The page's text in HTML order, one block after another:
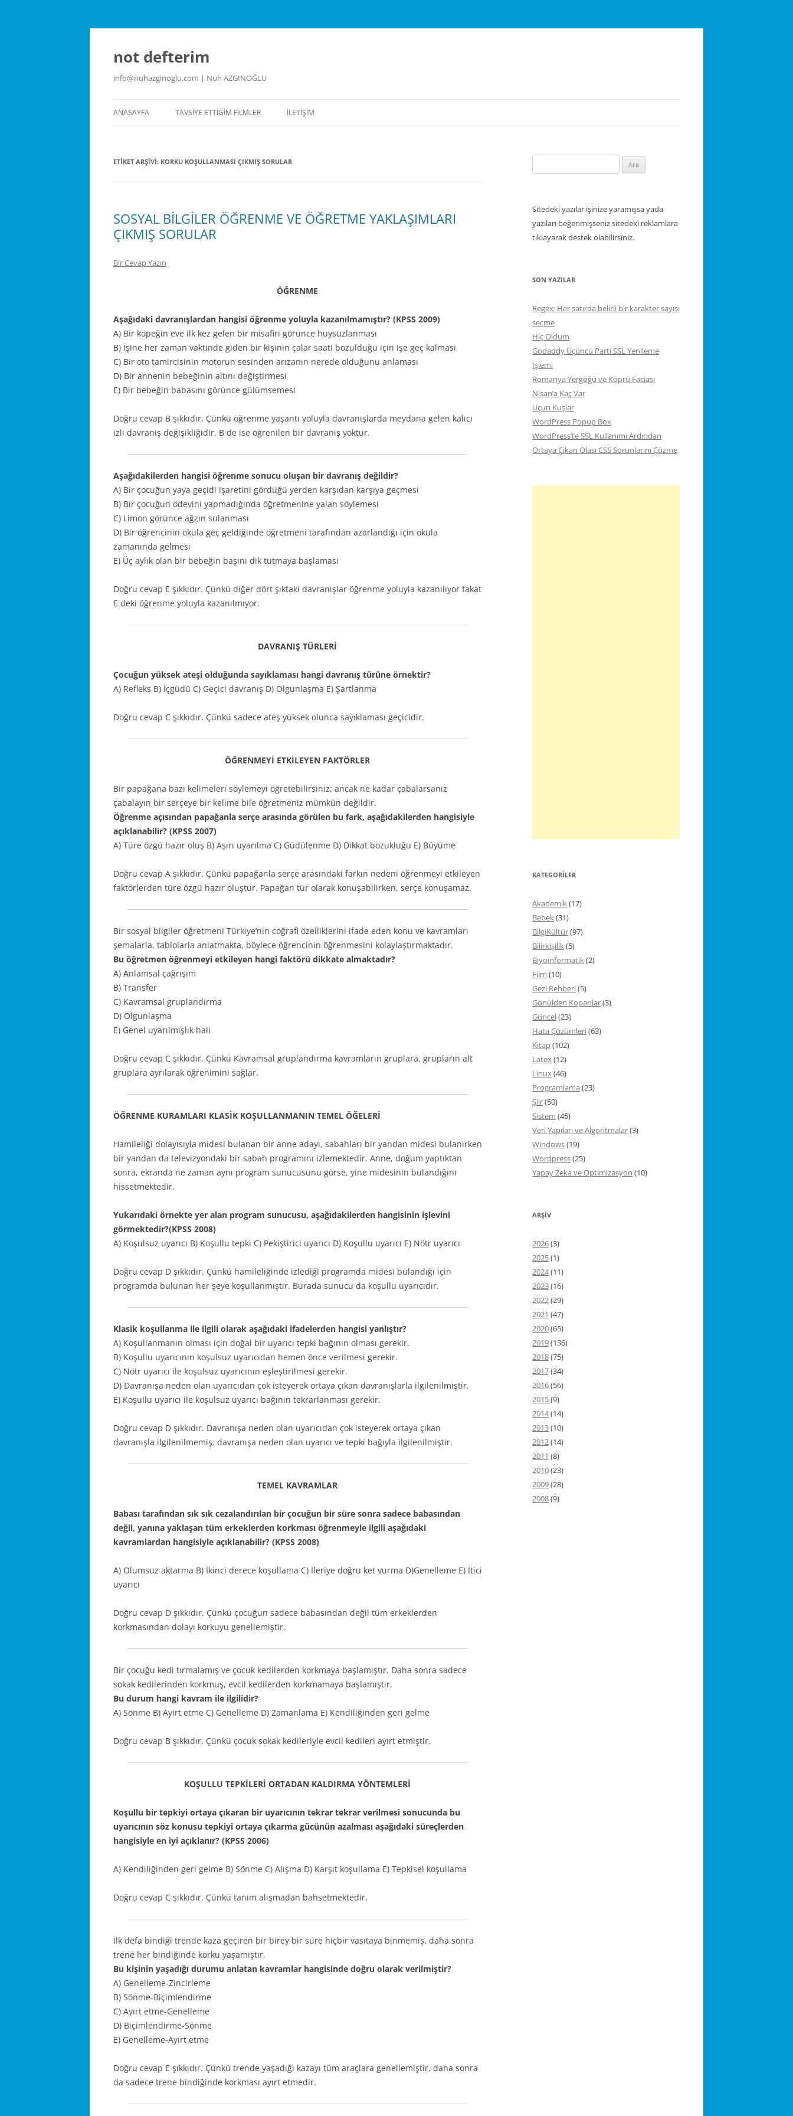
İçeriğe
not defterim
info@nuhazginoglu.com | Nuh AZGINOĞLU
ANASAYFA TAVSIYE ETTIĞIM FILMLER İLETIŞIM
ETIKET ARŞIVI: KORKU KOŞULLANMASI ÇIKMIŞ SORULAR
SOSYAL BİLGİLER ÖĞRENME VE ÖĞRETME YAKLAŞIMLARI
ÇIKMIŞ SORULAR
Bir Cevap Yazın
ÖĞRENME
Aşağıdaki davranışlardan hangisi öğrenme yoluyla kazanılmamıştır? (KPSS 2009)
A) Bir köpeğin eve ilk kez gelen bir misafiri görünce huysuzlanması
B) İşine her zaman vaktinde giden bir kişinin çalar saati bozulduğu için işe geç kalması
C) Bir oto tamircisinin motorun sesinden arızanın nerede olduğunu anlaması
D) Bir annenin bebeğinin altını değiştirmesi
E) Bir bebeğin babasını görünce gülümsemesi
Doğru cevap B şıkkıdır. Çünkü öğrenme yaşantı yoluyla davranışlarda meydana gelen kalıcı
izli davranış değişikliğidir. B de ise öğrenilen bir davranış yoktur.
Aşağıdakilerden hangisi öğrenme sonucu oluşan bir davranış değildir?
A) Bir çocuğun yaya geçidi işaretini gördüğü yerden karşıdan karşıya geçmesi
B) Bir çocuğun ödevini yapmadığında öğretmenine yalan söylemesi
C) Limon görünce ağzın sulanması
D) Bir öğrencinin okula geç geldiğinde öğretmeni tarafından azarlandığı için okula
zamanında gelmesi
E) Üç aylık olan bir bebeğin başını dik tutmaya başlaması
Doğru cevap E şıkkıdır. Çünkü diğer dört şıktaki davranışlar öğrenme yoluyla kazanılıyor fakat
E deki öğrenme yoluyla kazanılmıyor.
DAVRANIŞ TÜRLERİ
Çocuğun yüksek ateşi olduğunda sayıklaması hangi davranış türüne örnektir?
A) Refleks B) İçgüdü C) Geçici davranış D) Olgunlaşma E) Şartlanma
Doğru cevap C şıkkıdır. Çünkü sadece ateş yüksek olunca sayıklaması geçicidir.
ÖĞRENMEYİ ETKİLEYEN FAKTÖRLER
Bir papağana bazı kelimeleri söylemeyi öğretebilirsiniz; ancak ne kadar çabalarsanız
çabalayın bir serçeye bir kelime bile öğretmeniz mümkün değildir.
Öğrenme açısından papağanla serçe arasında görülen bu fark, aşağıdakilerden hangisiyle
açıklanabilir? (KPSS 2007)
A) Türe özgü hazır oluş B) Aşırı uyarılma C) Güdülenme D) Dikkat bozukluğu E) Büyüme
Doğru cevap A şıkkıdır. Çünkü papağanla serçe arasındaki farkın nedeni öğrenmeyi etkileyen
faktörlerden türe özgü hazır oluştur. Papağan tür olarak konuşabilirken, serçe konuşamaz.
Bir sosyal bilgiler öğretmeni Türkiye’nin coğrafi özelliklerini ifade eden konu ve kavramları
şemalarla, tablolarla anlatmakta, böylece öğrencinin öğrenmesini kolaylaştırmaktadır.
Bu öğretmen öğrenmeyi etkileyen hangi faktörü dikkate almaktadır?
A) Anlamsal çağrışım
B) Transfer
C) Kavramsal gruplandırma
D) Olgunlaşma
E) Genel uyarılmışlık hali
Doğru cevap C şıkkıdır. Çünkü Kavramsal gruplandırma kavramların gruplara, grupların alt
gruplara ayrılarak öğrenimini sağlar.
ÖĞRENME KURAMLARI KLASİK KOŞULLANMANIN TEMEL ÖĞELERİ
Hamileliği dolayısıyla midesi bulanan bir anne adayı, sabahları bir yandan midesi bulanırken
bir yandan da televizyondaki bir sabah programını izlemektedir. Anne, doğum yaptıktan
sonra, ekranda ne zaman aynı program sunucusunu görse, yine midesinin bulandığını
hissetmektedir.
Yukarıdaki örnekte yer alan program sunucusu, aşağıdakilerden hangisinin işlevini
görmektedir?(KPSS 2008)
A) Koşulsuz uyarıcı B) Koşullu tepki C) Pekiştirici uyarıcı D) Koşullu uyarıcı E) Nötr uyarıcı
Doğru cevap D şıkkıdır. Çünkü hamileliğinde izlediği programda midesi bulandığı için
programda bulunan her şeye koşullanmıştır. Burada sunucu da koşullu uyarıcıdır.
Klasik koşullanma ile ilgili olarak aşağıdaki ifadelerden hangisi yanlıştır?
A) Koşullanmanın olması için doğal bir uyarıcı tepki bağının olması gerekir.
B) Koşullu uyarıcının koşulsuz uyarıcıdan hemen önce verilmesi gerekir.
C) Nötr uyarıcı ile koşulsuz uyarıcının eşleştirilmesi gerekir.
D) Davranışa neden olan uyarıcıdan çok isteyerek ortaya çıkan davranışlarla ilgilenilmiştir.
E) Koşullu uyarıcı ile koşulsuz uyarıcı bağının tekrarlanması gerekir.
Doğru cevap D şıkkıdır. Davranışa neden olan uyarıcıdan çok isteyerek ortaya çıkan
davranışla ilgilenilmemiş, davranışa neden olan uyarıcı ve tepki bağıyla ilgilenilmiştir.
TEMEL KAVRAMLAR
Babası tarafından sık sık cezalandırılan bir çocuğun bir süre sonra sadece babasından
değil, yanına yaklaşan tüm erkeklerden korkması öğrenmeyle ilgili aşağıdaki
kavramlardan hangisiyle açıklanabilir? (KPSS 2008)
A) Olumsuz aktarma B) İkinci derece koşullama C) İleriye doğru ket vurma D)Genelleme E) İtici
uyarıcı
Doğru cevap D şıkkıdır. Çünkü çocuğun sadece babasından değil tüm erkeklerden
korkmasından dolayı korkuyu genellemiştir.
Bir çocuğu kedi tırmalamış ve çocuk kedilerden korkmaya başlamıştır. Daha sonra sadece
sokak kedilerinden korkmuş, evcil kedilerden korkmamaya başlamıştır.
Bu durum hangi kavram ile ilgilidir?
A) Sönme B) Ayırt etme C) Genelleme D) Zamanlama E) Kendiliğinden geri gelme
Doğru cevap B şıkkıdır. Çünkü çocuk sokak kedileriyle evcil kedileri ayırt etmiştir.
KOŞULLU TEPKİLERİ ORTADAN KALDIRMA YÖNTEMLERİ
Koşullu bir tepkiyi ortaya çıkaran bir uyarıcının tekrar tekrar verilmesi sonucunda bu
uyarıcının söz konusu tepkiyi ortaya çıkarma gücünün azalması aşağıdaki süreçlerden
hangisiyle en iyi açıklanır? (KPSS 2006)
A) Kendiliğinden geri gelme B) Sönme C) Alışma D) Karşıt koşullama E) Tepkisel koşullama
Doğru cevap C şıkkıdır. Çünkü tanım alışmadan bahsetmektedir.
İlk defa bindiği trende kaza geçiren bir birey bir süre hiçbir vasıtaya binmemiş, daha sonra
trene her bindiğinde korku yaşamıştır.
Bu kişinin yaşadığı durumu anlatan kavramlar hangisinde doğru olarak verilmiştir?
A) Genelleme-Zincirleme
B) Sönme-Biçimlendirme
C) Ayırt etme-Genelleme
D) Biçimlendirme-Sönme
E) Genelleme-Ayırt etme
Doğru cevap E şıkkıdır. Çünkü trende yaşadığı kazayı tüm araçlara genellemiştir, daha sonra
da sadece trene bindiğinde korkması ayırt etmedir.
Sitedeki yazılar işinize yaramışsa yada
yazıları beğenmişseniz sitedeki reklamlara
tıklayarak destek olabilirsiniz.
SON YAZILAR
Regex: Her satırda belirli bir karakter sayısı
seçme
Hiç Oldum
Godaddy Üçüncü Parti SSL Yenileme
İşlemi
Romanya Yergöğü ve Köprü Faciası
Nisan’a Kaç Var
Uçun Kuşlar
WordPress Popup Box
WordPress’te SSL Kullanımı Ardından
Ortaya Çıkan Olası CSS Sorunlarını Çözme
KATEGORILER
Akademik(17)
Bebek(31)
BilgiKültür(97)
Bilirkişilik(5)
Biyoinformatik(2)
Film (10)
Gezi Rehberi(5)
Gönülden Kopanlar(3)
Güncel(23)
Hata Çözümleri(63)
Kitap(102)
Latex(12)
Linux(46)
Programlama (23)
Şiir(50)
Sistem (45)
Veri Yapıları ve Algoritmalar(3)
Windows(19)
Wordpress(25)
Yapay Zeka ve Optimizasyon (10)
ARŞIV
2026(3)
2025(1)
2024(11)
2023(16)
2022(29)
2021 (47)
2020(65)
2019(136)
2018(75)
2017(34)
2016(56)
2015(9)
2014(14)
2013(10)
2012(14)
2011 (8)
2010(23)
2009(28)
2008(9)